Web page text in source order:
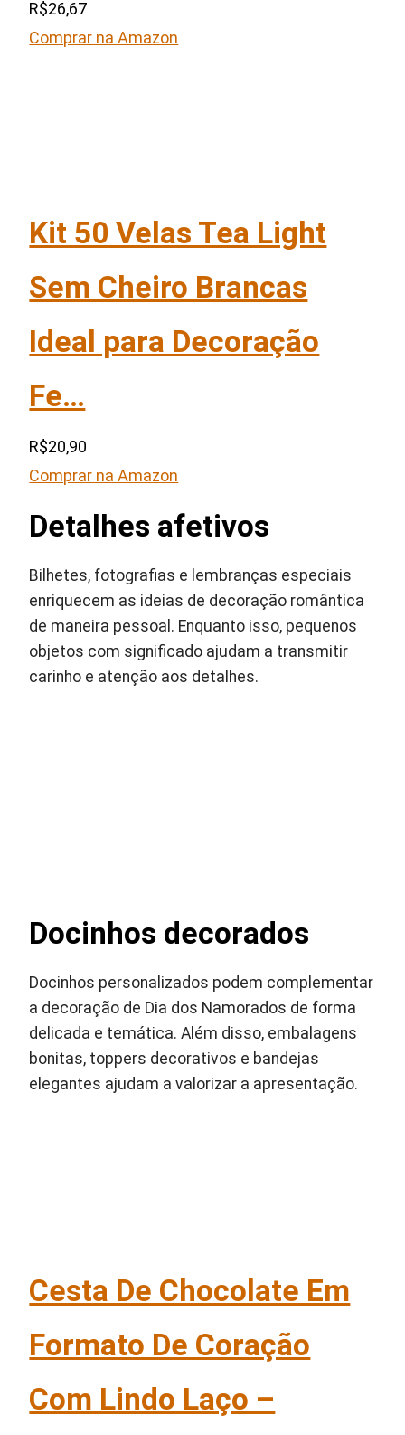
R$26,67
Comprar na Amazon
Kit 50 Velas Tea Light
Sem Cheiro Brancas
Ideal para Decoração
Fe…
R$20,90
Comprar na Amazon
Detalhes afetivos
Bilhetes, fotografias e lembranças especiais
enriquecem as ideias de decoração romântica
de maneira pessoal. Enquanto isso, pequenos
objetos com significado ajudam a transmitir
carinho e atenção aos detalhes.
Docinhos decorados
Docinhos personalizados podem complementar
a decoração de Dia dos Namorados de forma
delicada e temática. Além disso, embalagens
bonitas, toppers decorativos e bandejas
elegantes ajudam a valorizar a apresentação.
Cesta De Chocolate Em
Formato De Coração
Com Lindo Laço –